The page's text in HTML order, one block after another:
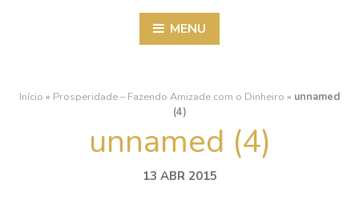
MENU
Início » Prosperidade – Fazendo Amizade com o Dinheiro » unnamed
(4)
unnamed (4)
13 ABR 2015